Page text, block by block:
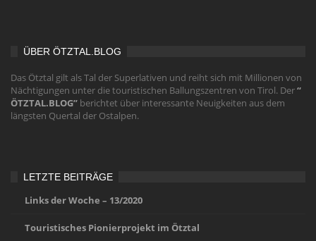
ÜBER ÖTZTAL.BLOG
Das Ötztal gilt als Tal der Superlativen und reiht sich mit Millionen von
Nächtigungen unter die touristischen Ballungszentren von Tirol. Der“
ÖTZTAL.BLOG” berichtet über interessante Neuigkeiten aus dem
längsten Quertal der Ostalpen.
LETZTE BEITRÄGE
Links der Woche – 13/2020
Touristisches Pionierprojekt im Ötztal